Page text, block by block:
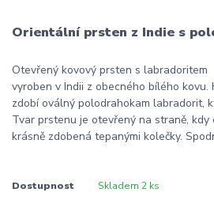
Orientální prsten z Indie s
Otevřený kovový prsten s
vyroben v Indii z obecného bílého
zdobí oválný polodrahokam labradorit,
Tvar prstenu je otevřený na straně,
krásně zdobená tepanými kolečky.
Dostupnost Skladem 2 ks